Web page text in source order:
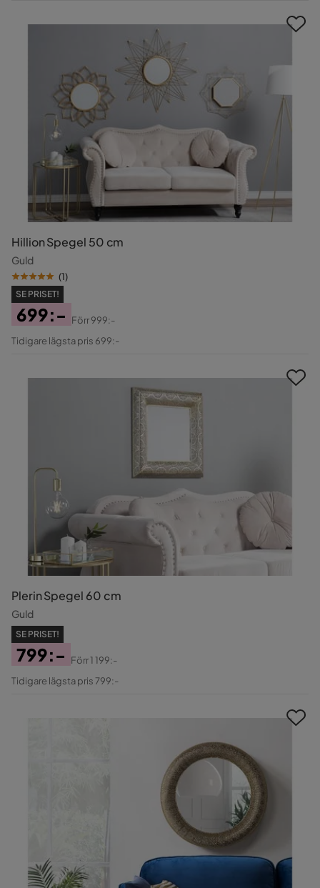
Hillion Spegel 50 cm
Guld
(1)
SE PRISET!
Pris
699:-
Original
Förr999:-
Tidigare lägsta pris 699:-
Plerin Spegel 60 cm
Guld
SE PRISET!
Pris
799:-
Original
Förr1 199:-
Tidigare lägsta pris 799:-